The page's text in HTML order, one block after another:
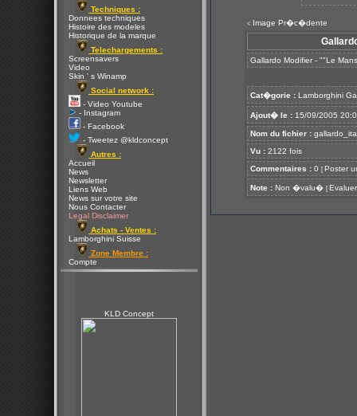
Techniques :
Donnees techniques
Histoire des modeles
Historique de la marque
Telechargements :
Screensavers
Video
Skin ' s Winamp
Social network :
- Video Youtube
- Instagram
- Facebook
- Tweetez @kldconcept
Autres :
Accueil
News
Newsletter
Liens Web
News sur votre site
Nous Contacter
Legal Disclaimer
Achats - Ventes :
Lamborghini Suisse
Zone Membre :
Compte
KLD Concept
< Image Pr�c�dente
Gallardo Modifier - ""Le
Cat�gorie : Lamborghini
Ajout� le : 15/09/2005
Nom du fichier :
Vu : 2122 fois
Commentaires : 0 [ Poster
Note : Non �valu� [ Evaluer